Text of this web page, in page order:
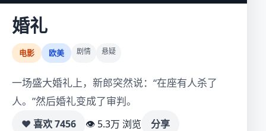
婚礼
电影 欧美 剧情 悬疑
一场盛大婚礼上，新郎突然说：“在座有人杀了
人。”然后婚礼变成了审判。
♥ 喜欢7456 👁 5.3万 浏览 分享